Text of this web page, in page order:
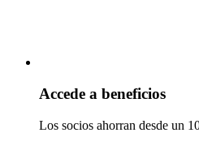
Accede a beneficios
Los socios ahorran desde un